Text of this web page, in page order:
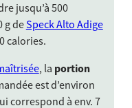
jusqu’à 500
g de Speck Alto Adige
calories.
, la portion
est d’environ
correspond à env. 7